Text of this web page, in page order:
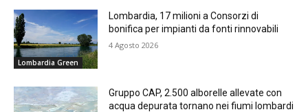
Lombardia Green
Lombardia, 17 milioni a Consorzi di
bonifica per impianti da fonti rinnovabili
4 Agosto 2026
Gruppo CAP, 2.500 alborelle allevate con
acqua depurata tornano nei fiumi lombardi